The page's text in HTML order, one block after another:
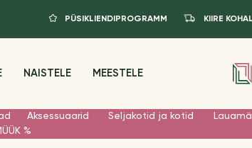
PÜSIKLIENDIPROGRAMM KIIRE
NAISTELE MEESTELE
Aksessuaarid Seljakotid ja kotid
%